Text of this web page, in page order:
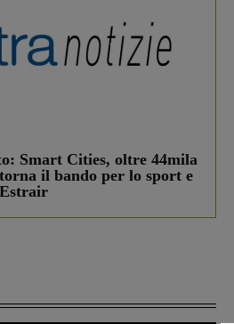
Smart Cities, oltre 44mila
il bando per lo sport e